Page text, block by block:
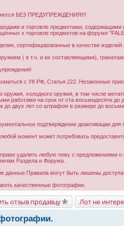
БЕЗ ПРЕДУПРЕЖДЕНИЯ!!!
и торговле предметами,
к торговле предметов на форуме
сертифицированные в качестве
( в т.ч. и их составляющими),
с УК РФ, Статья 222. Незаконные
оружия, холодного оружия, в том числе
работами на срок от ста восьмидесяти
до двух лет со штрафом в размере до
подтверждение деактивации
момент может потребовать
удалить любую тему с предложениями о
Раздела и Форума.
данные Правила могут быть лишены
качественные фотографии.
отзыв продавцу Лот не